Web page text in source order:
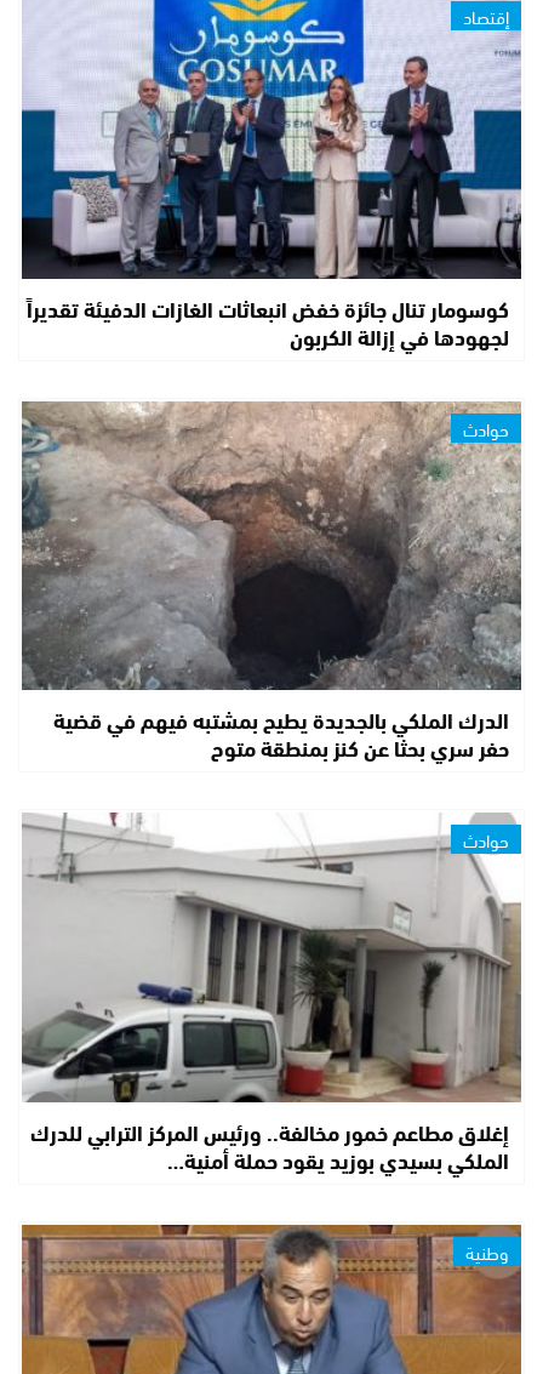
إقتصاد
كوسومار تنال جائزة خفض انبعاثات الغازات الدفيئة تقديراً
لجهودها في إزالة الكربون
حوادث
الدرك الملكي بالجديدة يطيح بمشتبه فيهم في قضية
حفر سري بحثا عن كنز بمنطقة متوح
حوادث
إغلاق مطاعم خمور مخالفة.. ورئيس المركز الترابي للدرك
الملكي بسيدي بوزيد يقود حملة أمنية…
وطنية